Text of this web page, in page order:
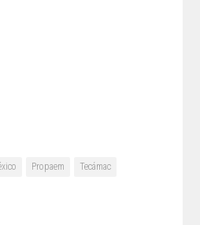
Propaem Tecámac